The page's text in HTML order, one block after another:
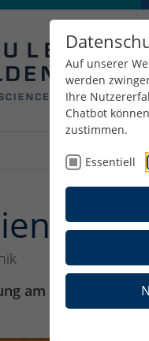
Auf unserer
werden
Ihre
Chatbot
zustimmen.
Essentiell
am 30.08.2023